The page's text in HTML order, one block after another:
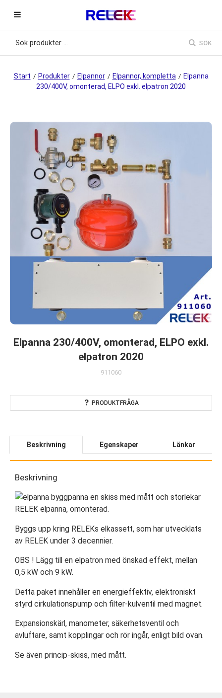
SÖK
Start / Produkter / Elpannor / Elpannor, kompletta / Elpanna
230/400V, omonterad, ELPO exkl. elpatron 2020
Elpanna 230/400V, omonterad, ELPO exkl.
elpatron 2020
911060
PRODUKTFRÅGA
Beskrivning Egenskaper Länkar
Beskrivning
RELEK elpanna, omonterad.
Byggs upp kring RELEKs elkassett, som har utvecklats
av RELEK under 3 decennier.
OBS ! Lägg till en elpatron med önskad effekt, mellan
0,5 kW och 9 kW.
Detta paket innehåller en energieffektiv, elektroniskt
styrd cirkulationspump och filter-kulventil med magnet.
Expansionskärl, manometer, säkerhetsventil och
avluftare, samt kopplingar och rör ingår, enligt bild ovan.
Se även princip-skiss, med mått.